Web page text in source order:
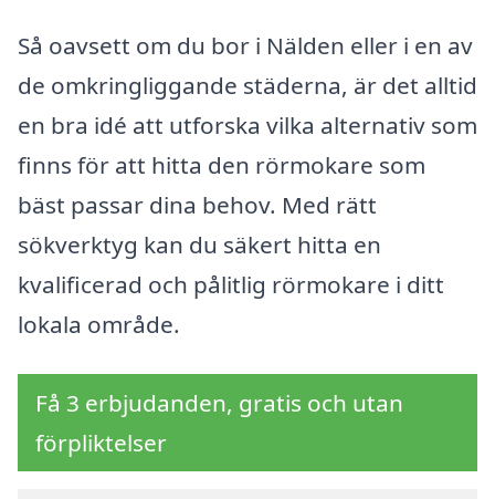
Så oavsett om du bor i Nälden eller i en av
de omkringliggande städerna, är det alltid
en bra idé att utforska vilka alternativ som
finns för att hitta den rörmokare som
bäst passar dina behov. Med rätt
sökverktyg kan du säkert hitta en
kvalificerad och pålitlig rörmokare i ditt
lokala område.
Få 3 erbjudanden, gratis och utan
förpliktelser